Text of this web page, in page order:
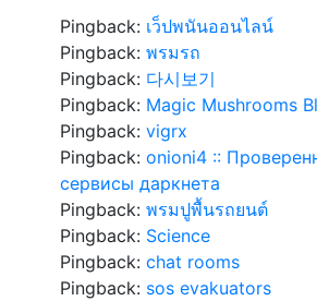
Pingback: เว็ปพนันออนไลน์
Pingback: พรมรถ
Pingback: 다시보기
Pingback: Magic Mushrooms
Pingback: vigrx
Pingback: onioni4 ::
сервисы даркнета
Pingback: พรมปูพื้นรถยนต์
Pingback: Science
Pingback: chat rooms
Pingback: sos evakuators